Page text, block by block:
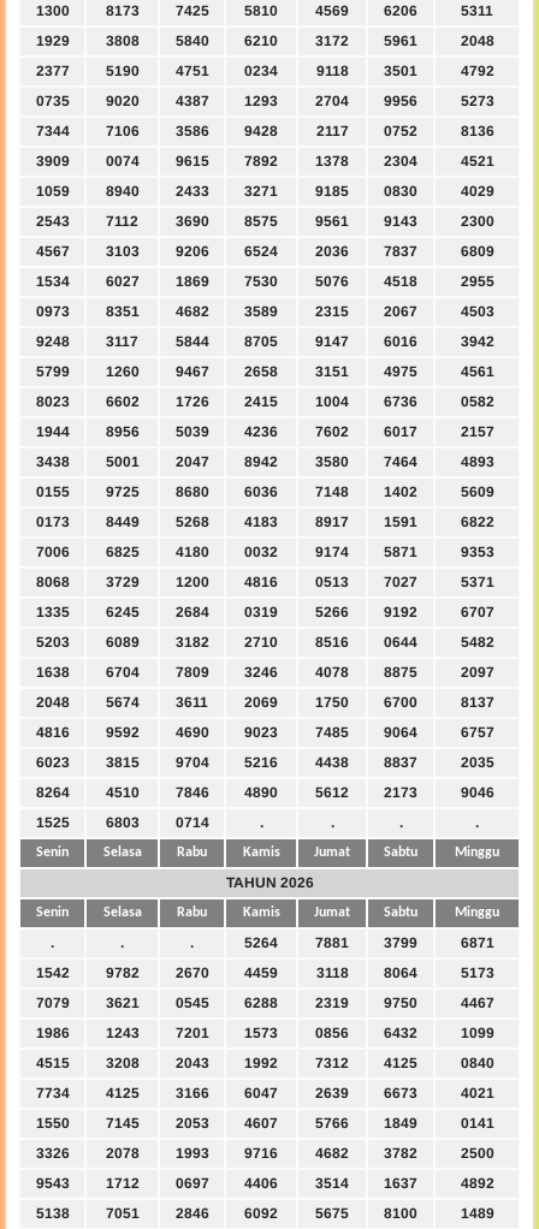
1300
8173 7425 5810 4569 6206
5311
1929
3808 5840 6210 3172 5961
2048
2377
5190 4751 0234 9118 3501
4792
0735
9020 4387 1293 2704 9956
5273
7344
7106 3586 9428 2117 0752
8136
3909
0074 9615 7892 1378 2304
4521
1059
8940 2433 3271 9185 0830
4029
2543
7112 3690 8575 9561 9143
2300
4567
3103 9206 6524 2036 7837
6809
1534
6027 1869 7530 5076 4518
2955
0973
8351 4682 3589 2315 2067
4503
9248
3117 5844 8705 9147 6016
3942
5799
1260 9467 2658 3151 4975
4561
8023
6602 1726 2415 1004 6736
0582
1944
8956 5039 4236 7602 6017
2157
3438
5001 2047 8942 3580 7464
4893
0155
9725 8680 6036 7148 1402
5609
0173
8449 5268 4183 8917 1591
6822
7006
6825 4180 0032 9174 5871
9353
8068
3729 1200 4816 0513 7027
5371
1335
6245 2684 0319 5266 9192
6707
5203
6089 3182 2710 8516 0644
5482
1638
6704 7809 3246 4078 8875
2097
2048
5674 3611 2069 1750 6700
8137
4816
9592 4690 9023 7485 9064
6757
6023
3815 9704 5216 4438 8837
2035
8264
4510 7846 4890 5612 2173
9046
1525
6803 0714 . . . .
Senin Selasa Rabu Kamis Jumat Sabtu Minggu
TAHUN 2026
Senin Selasa Rabu Kamis Jumat Sabtu Minggu
. . . 5264 7881 3799
6871
1542
9782 2670 4459 3118 8064
5173
7079
3621 0545 6288 2319 9750
4467
1986
1243 7201 1573 0856 6432
1099
4515
3208 2043 1992 7312 4125
0840
7734
4125 3166 6047 2639 6673
4021
1550
7145 2053 4607 5766 1849
0141
3326
2078 1993 9716 4682 3782
2500
9543
1712 0697 4406 3514 1637
4892
5138
7051 2846 6092 5675 8100
1489